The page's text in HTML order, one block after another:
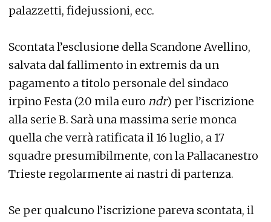
palazzetti, fidejussioni, ecc.
Scontata l’esclusione della Scandone Avellino,
salvata dal fallimento in extremis da un
pagamento a titolo personale del sindaco
irpino Festa (20 mila euro ndr) per l’iscrizione
alla serie B. Sarà una massima serie monca
quella che verrà ratificata il 16 luglio, a 17
squadre presumibilmente, con la Pallacanestro
Trieste regolarmente ai nastri di partenza.
Se per qualcuno l’iscrizione pareva scontata, il